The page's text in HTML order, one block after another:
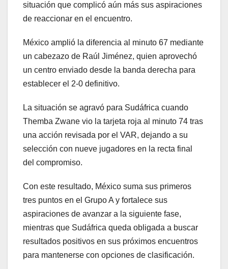
situación que complicó aún más sus aspiraciones
de reaccionar en el encuentro.
México amplió la diferencia al minuto 67 mediante
un cabezazo de Raúl Jiménez, quien aprovechó
un centro enviado desde la banda derecha para
establecer el 2-0 definitivo.
La situación se agravó para Sudáfrica cuando
Themba Zwane vio la tarjeta roja al minuto 74 tras
una acción revisada por el VAR, dejando a su
selección con nueve jugadores en la recta final
del compromiso.
Con este resultado, México suma sus primeros
tres puntos en el Grupo A y fortalece sus
aspiraciones de avanzar a la siguiente fase,
mientras que Sudáfrica queda obligada a buscar
resultados positivos en sus próximos encuentros
para mantenerse con opciones de clasificación.